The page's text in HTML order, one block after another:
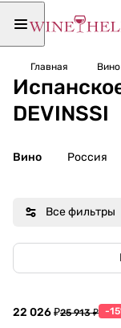
Главная Вино
DEVINSSI
Вино Россия
Все фильтры
22 026 ₽25 913 ₽ -